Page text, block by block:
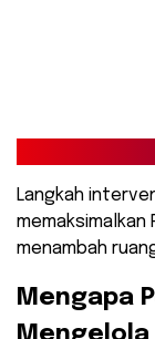
Langkah
memaksimalkan
menambah
​Mengapa